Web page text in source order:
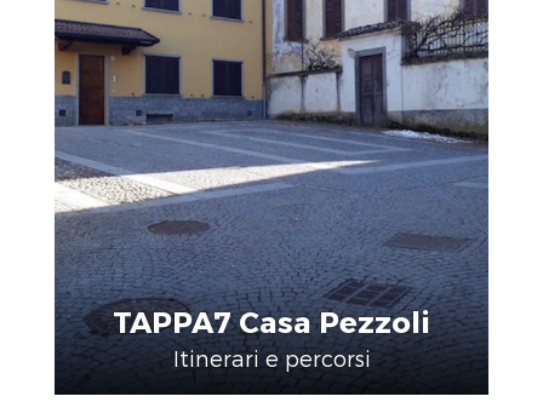
TAPPA7 Casa Pezzoli
Itinerari e percorsi